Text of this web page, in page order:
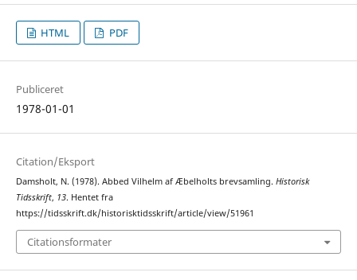
HTML PDF
Publiceret
1978-01-01
Citation/Eksport
Damsholt, N. (1978). Abbed Vilhelm af Æbelholts brevsamling. Historisk
Tidsskrift, 13. Hentet fra
https://tidsskrift.dk/historisktidsskrift/article/view/51961
Citationsformater